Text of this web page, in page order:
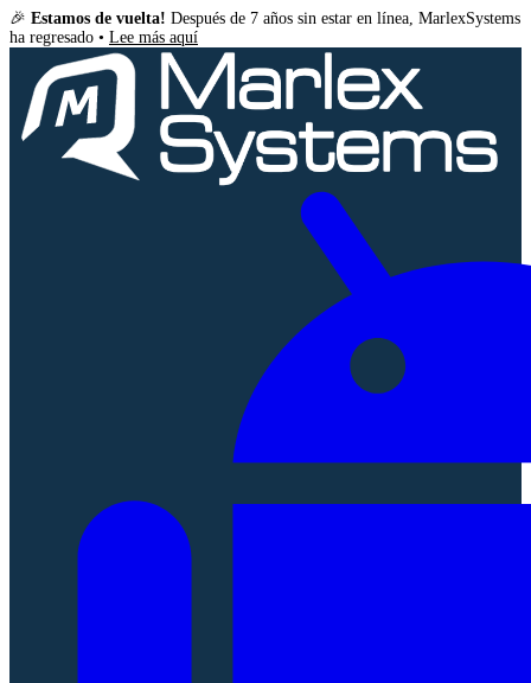
🎉 Estamos de vuelta! Después de 7 años sin estar en línea, MarlexSystems
ha regresado • Lee más aquí